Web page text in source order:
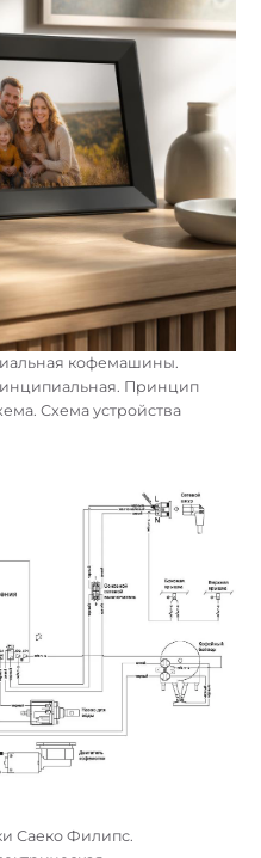
кофемашины.
Принцип
Схема устройства
Саеко Филипс.